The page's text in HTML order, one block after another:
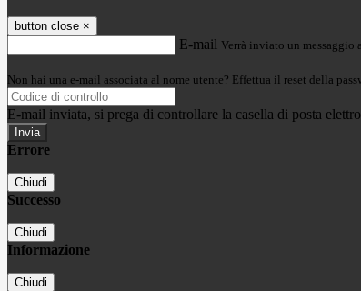
button close ×
E-mail Verrà inviato un
Non hai una e-mail associata al nome utente? Effettua il reset della
E-mail inviata, si prega di controllare la casella di posta
Errore
Chiudi
Successo
Chiudi
Informazione
Chiudi